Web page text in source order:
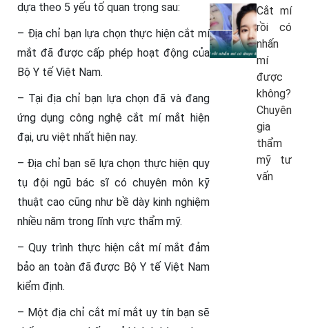
dựa theo 5 yếu tố quan trọng sau:
– Địa chỉ bạn lựa chọn thực hiện cắt mí
mắt đã được cấp phép hoạt động của
Bộ Y tế Việt Nam.
– Tại địa chỉ bạn lựa chọn đã và đang
ứng dụng công nghệ cắt mí mắt hiện
đại, ưu việt nhất hiện nay.
– Địa chỉ bạn sẽ lựa chọn thực hiện quy
tụ đội ngũ bác sĩ có chuyên môn kỹ
thuật cao cũng như bề dày kinh nghiệm
nhiều năm trong lĩnh vực thẩm mỹ.
– Quy trình thực hiện cắt mí mắt đảm
bảo an toàn đã được Bộ Y tế Việt Nam
kiểm định.
– Một địa chỉ cắt mí mắt uy tín bạn sẽ
Cắt mí
rồi có
nhấn
mí
được
không?
Chuyên
gia
thẩm
mỹ tư
vấn